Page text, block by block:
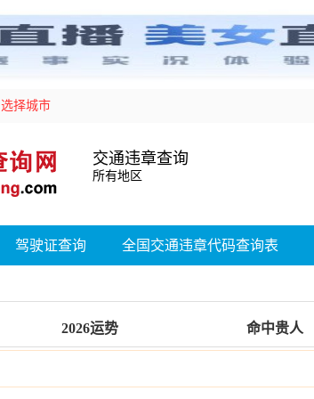
选择城市
交通违章查询
所有地区
驾驶证查询 全国交通违章代码查询表
2026运势 命中贵人